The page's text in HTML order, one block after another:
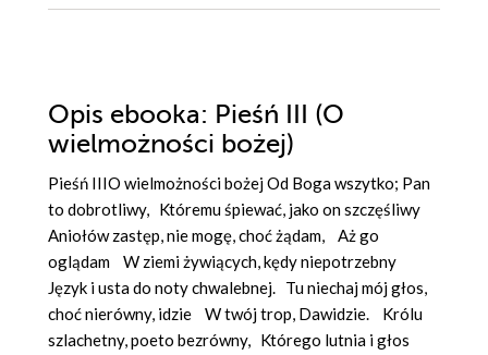
Opis ebooka: Pieśń III (O
wielmożności bożej)
Pieśń IIIO wielmożności bożej Od Boga wszytko; Pan
to dobrotliwy, Któremu śpiewać, jako on szczęśliwy
Aniołów zastęp, nie mogę, choć żądam, Aż go
oglądam W ziemi żywiących, kędy niepotrzebny
Język i usta do noty chwalebnej. Tu niechaj mój głos,
choć nierówny, idzie W twój trop, Dawidzie. Królu
szlachetny, poeto bezrówny, Którego lutnia i głos